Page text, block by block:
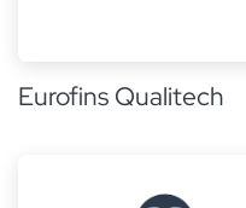
Eurofins Qualitech